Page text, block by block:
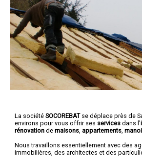
La société SOCOREBATse déplace près de
environs pour vous offrir ses services dans l'
rénovation de maisons, appartements,
Nous travaillons essentiellement avec des
immobilières, des architectes et des